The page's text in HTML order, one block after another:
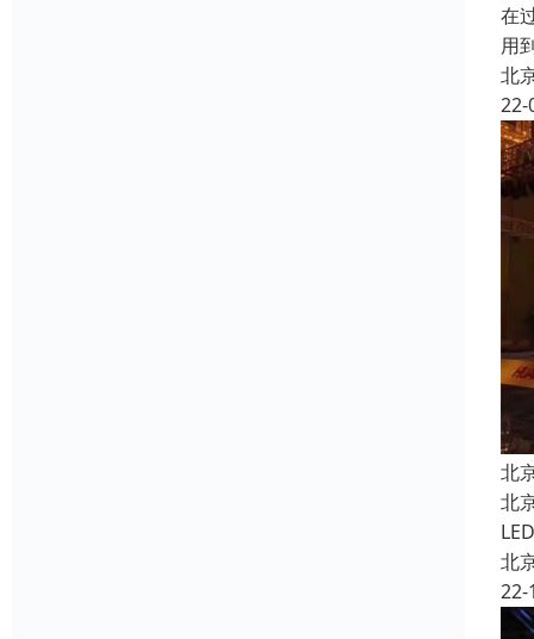
在
用
北
22-
北
北
北
22-